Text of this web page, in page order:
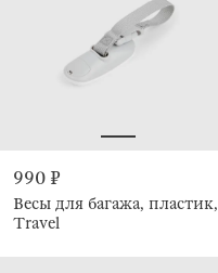
990 ₽
Весы для багажа, пластик,
Travel